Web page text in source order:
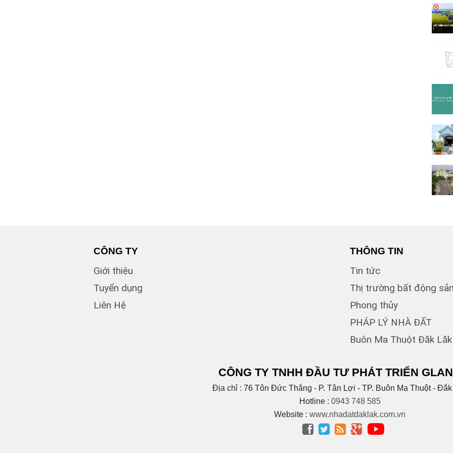
Ama
Ama
An
Bà
Bùi
Bùi
Buôn
Buôn
Buôn
Buôn
Buôn
Buôn
Chu
Chu
Cư kuin
D(1)
D2(1)
CÔNG TY
Giới thiệu
Tuyển dụng
Liên Hệ
THÔNG TIN
Tin tức
Thị trường bất động sản
Phong thủy
PHÁP LÝ NHÀ ĐẤT
Buôn Ma Thuột Đăk Lăk
CÔNG TY TNHH ĐẦU TƯ PHÁT TRIỂN
Địa chỉ : 76 Tôn Đức Thắng - P. Tân Lợi - TP. Buôn Ma Thuột -
Hotline : 0943 748 585
Website : www.nhadatdaklak.com.vn
   